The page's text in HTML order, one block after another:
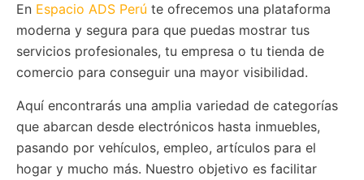
En Espacio ADS Perú te ofrecemos una plataforma
moderna y segura para que puedas mostrar tus
servicios profesionales, tu empresa o tu tienda de
comercio para conseguir una mayor visibilidad.
Aquí encontrarás una amplia variedad de categorías
que abarcan desde electrónicos hasta inmuebles,
pasando por vehículos, empleo, artículos para el
hogar y mucho más. Nuestro objetivo es facilitar